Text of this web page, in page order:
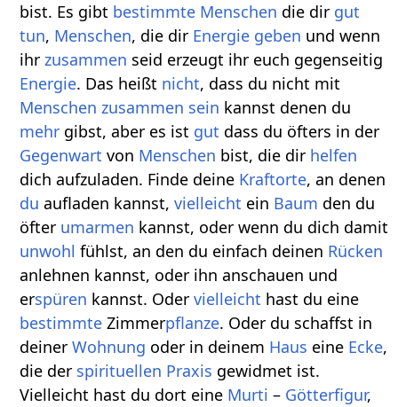
bist. Es gibt bestimmte Menschen die dir gut
tun, Menschen, die dir Energie geben und wenn
ihrzusammen seid erzeugt ihr euch gegenseitig
Energie. Das heißt nicht, dass du nicht mit
Menschen zusammen sein kannst denen du
mehr gibst, aber es ist gut dass du öfters in der
Gegenwart von Menschen bist, die dir helfen
dich aufzuladen. Finde deine Kraftorte, an denen
du aufladen kannst,vielleicht ein Baum den du
öfter umarmen kannst, oder wenn du dich damit
unwohl fühlst, an den du einfach deinen Rücken
anlehnen kannst, oder ihn anschauen und
erspüren kannst. Odervielleicht hast du eine
bestimmte Zimmerpflanze. Oder du schaffst in
deinerWohnung oder in deinem Haus eine Ecke,
die der spirituellen Praxis gewidmet ist.
Vielleicht hast du dort eine Murti – Götterfigur,